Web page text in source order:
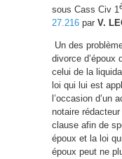
sous Cass Civ 1
27.216 par V.
Un des
divorce d’époux
celui de la
loi qui lui est
l’occasion d’un
notaire rédacteur
clause afin de
époux et la loi
époux peut ne